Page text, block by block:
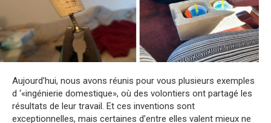
Aujourd’hui, nous avons réunis pour vous plusieurs exemples
d ‘«ingénierie domestique», où des volontiers ont partagé les
résultats de leur travail. Et ces inventions sont
exceptionnelles, mais certaines d’entre elles valent mieux ne